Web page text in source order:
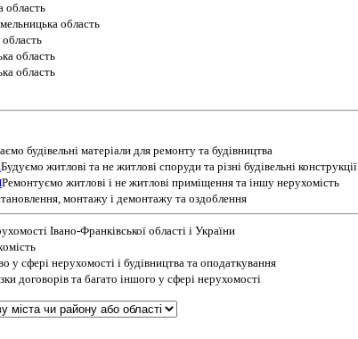
область
область
область
область
область
будівельні матеріали для ремонту та будівництва
Будуємо житлові та не житлові споруди та різні будівельні конструкції
Ремонтуємо житлові і не житлові приміщення та іншу нерухомість
монтажу і демонтажу та оздоблення
Івано-Франківської області і України
у сфері нерухомості і будівництва та оподаткування
договорів та багато іншого у сфері нерухомості